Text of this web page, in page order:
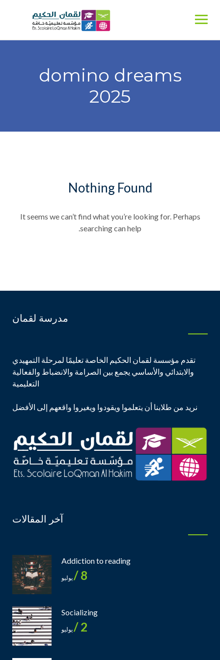
domino dreams
2025
Nothing Found
It seems we can’t find what you’re looking for. Perhaps
searching can help.
مدرسة لقمان
تقدم مؤسسة لقمان الحكيم الخاصة تعليمًا لمرحلة التمهيدي
والابتدائي والأساسي يجمع بين الصرامة والانضباط والفعالية
التعليمية
نريد من طلابنا أن يتعلموا ويقودوا ويغيروا واقعهم إلى الأفضل
آخر المقالات
Addiction to reading
8 / يوليو
Socializing
2 / يوليو